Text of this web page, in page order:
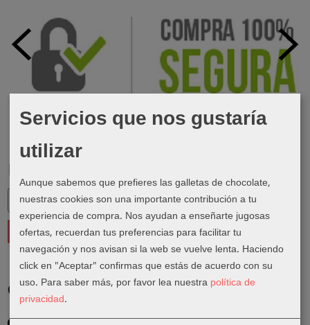
Costes de Envío
GRATIS *
Servicios que nos gustaría
utilizar
Aunque sabemos que prefieres las galletas de chocolate,
nuestras cookies son una importante contribución a tu
experiencia de compra. Nos ayudan a enseñarte jugosas
ofertas, recuerdan tus preferencias para facilitar tu
navegación y nos avisan si la web se vuelve lenta. Haciendo
click en "Aceptar" confirmas que estás de acuerdo con su
uso. Para saber más, por favor lea nuestra política de
privacidad.